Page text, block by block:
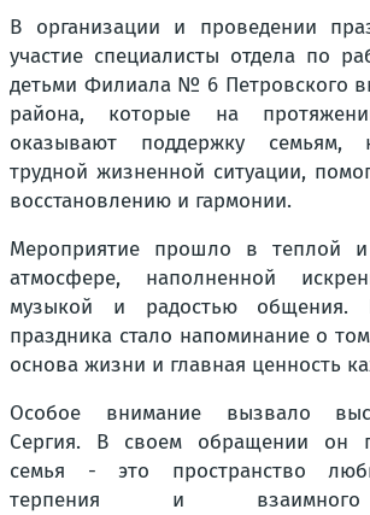
В организации и проведении
участие специалисты отдела по
детьми Филиала № 6 Петровского
района, которые на
оказывают поддержку семьям,
трудной жизненной ситуации,
восстановлению и гармонии.
Мероприятие прошло в теплой и
атмосфере, наполненной
музыкой и радостью общения.
праздника стало напоминание о
основа жизни и главная ценность
Особое внимание вызвало
Сергия. В своем обращении он
семья - это пространство
терпения и